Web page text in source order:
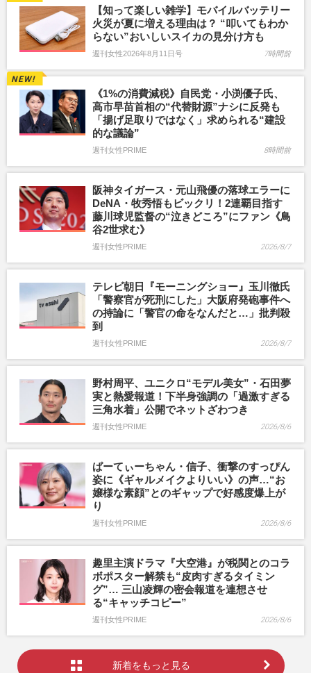
【知って楽しい雑学】モバイルバッテリー
火災が夏に増える理由は？ “叩いてもわか
らない”おいしいスイカの見分け方も
週刊女性2026年8月11日号 7時間前
《1%の消費減税》自民党・小渕優子氏、
高市早苗首相の“代替財源”ナシに反発も
「揚げ足取りではなく」求められる“建設
的な議論”
週刊女性PRIME 8時間前
阪神タイガース・元山飛優の落球エラーに
DeNA・牧秀悟もビックリ！2連覇目指す
藤川球児監督の“泣きどころ”にファン《鳥
谷2世求む》
週刊女性PRIME 2026/8/7
テレビ朝日『モーニングショー』玉川徹氏
「警察官が死刑にした」大阪府発砲事件へ
の持論に「警官の命をなんだと…」批判殺
到
週刊女性PRIME 2026/8/7
野村周平、ユニクロ“モデル美女”・石田夢
実と熱愛報道！下半身強調の「過激すぎる
三角水着」公開でネットざわつき
週刊女性PRIME 2026/8/6
ぱーてぃーちゃん・信子、衝撃のすっぴん
姿に《ギャルメイクよりいい》の声…“お
嬢様な素顔”とのギャップで好感度爆上が
り
週刊女性PRIME 2026/8/6
趣里主演ドラマ『大空港』が税関とのコラ
ボポスター解禁も“皮肉すぎるタイミン
グ”… 三山凌輝の密会報道を連想させ
る“キャッチコピー”
週刊女性PRIME 2026/8/6
新着をもっと見る